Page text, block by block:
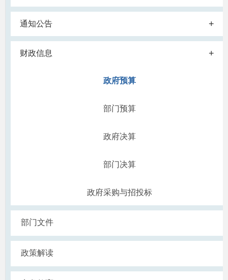
通知公告 +
财政信息 +
政府预算
部门预算
政府决算
部门决算
政府采购与招投标
部门文件
政策解读